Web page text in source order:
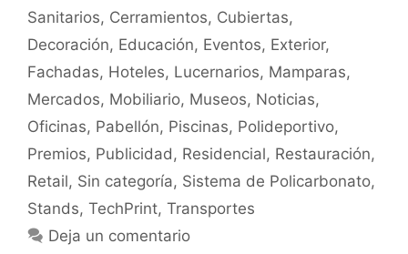
Sanitarios, Cerramientos, Cubiertas,
Decoración, Educación, Eventos, Exterior,
Fachadas, Hoteles, Lucernarios, Mamparas,
Mercados, Mobiliario, Museos, Noticias,
Oficinas, Pabellón, Piscinas, Polideportivo,
Premios, Publicidad , Residencial, Restauración,
Retail, Sin categoría, Sistema de Policarbonato,
Stands, TechPrint, Transportes
Deja un comentario